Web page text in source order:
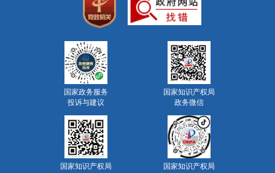
国家政务服务
投诉与建议
国家知识产权局
政务微信
国家知识产权局
国家知识产权局